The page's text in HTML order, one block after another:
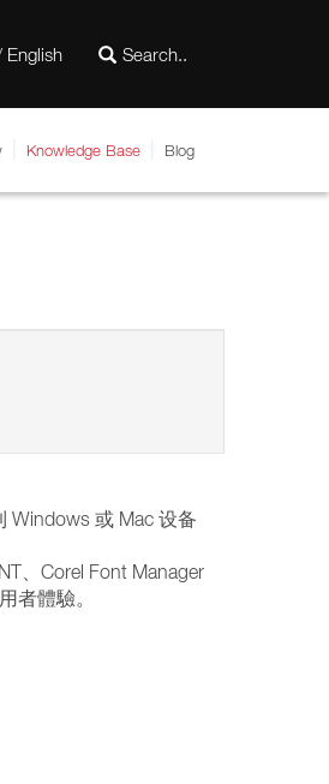
English
Knowledge Base Blog
Windows 或 Mac 设备
、Corel Font Manager
者體驗。